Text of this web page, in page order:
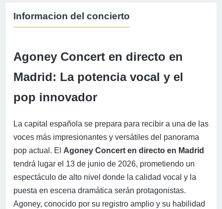
Informacion del concierto
Agoney Concert en directo en
Madrid: La potencia vocal y el
pop innovador
La capital española se prepara para recibir a una de las
voces más impresionantes y versátiles del panorama
pop actual. El Agoney Concert en directo en Madrid
tendrá lugar el 13 de junio de 2026, prometiendo un
espectáculo de alto nivel donde la calidad vocal y la
puesta en escena dramática serán protagonistas.
Agoney, conocido por su registro amplio y su habilidad